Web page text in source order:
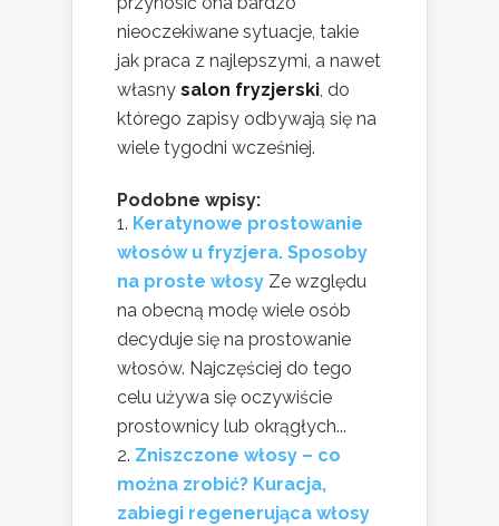
nieoczekiwane sytuacje, takie
jak praca z najlepszymi, a nawet
własny salon fryzjerski, do
którego zapisy odbywają się na
wiele tygodni wcześniej.
Podobne wpisy:
Keratynowe prostowanie
włosów u fryzjera. Sposoby
na proste włosy Ze względu
na obecną modę wiele osób
decyduje się na prostowanie
włosów. Najczęściej do tego
celu używa się oczywiście
prostownicy lub okrągłych...
Zniszczone włosy – co
można zrobić? Kuracja,
zabiegi regenerująca włosy